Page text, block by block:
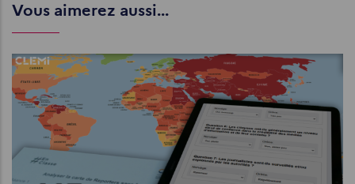
Vous aimerez aussi...